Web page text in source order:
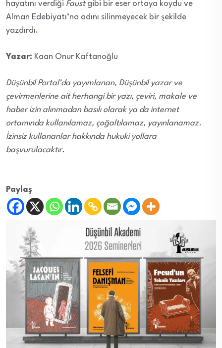
hayatını verdiği Faust gibi bir eser ortaya koydu ve
Alman Edebiyatı’na adını silinmeyecek bir şekilde
yazdırdı.
Yazar: Kaan Onur Kaftanoğlu
Düşünbil Portal’da yayımlanan, Düşünbil yazar ve
çevirmenlerine ait herhangi bir yazı, çeviri, makale ve
haber izin alınmadan basılı olarak ya da internet
ortamında kullanılamaz, çoğaltılamaz, yayınlanamaz.
İzinsiz kullananlar hakkında hukuki yollara
başvurulacaktır.
Paylaş